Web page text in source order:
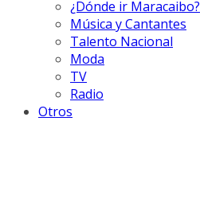
¿Dónde ir Maracaibo?
Música y Cantantes
Talento Nacional
Moda
TV
Radio
Otros